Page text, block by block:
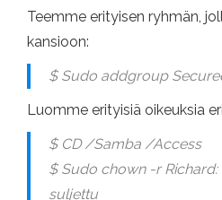
Teemme erityisen ryhmän,
kansioon:
$ Sudo addgroup
Luomme erityisiä oikeuksia
$ CD /Samba /Access
$ Sudo chown -r
suljettu